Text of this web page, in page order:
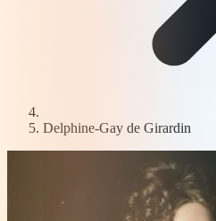
Delphine-Gay de Girardin